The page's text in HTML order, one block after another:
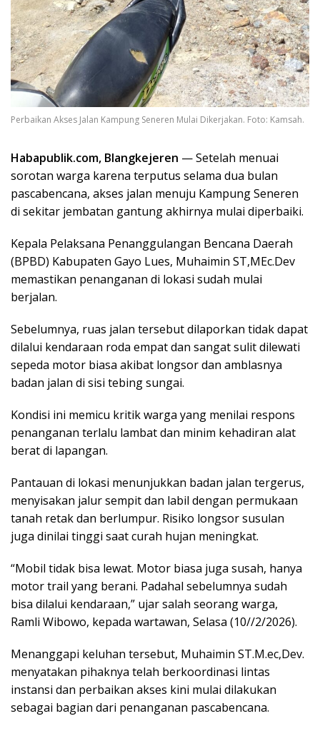
Perbaikan Akses Jalan Kampung Seneren Mulai Dikerjakan. Foto: Kamsah.
Habapublik.com, Blangkejeren — Setelah menuai
sorotan warga karena terputus selama dua bulan
pascabencana, akses jalan menuju Kampung Seneren
di sekitar jembatan gantung akhirnya mulai diperbaiki.
Kepala Pelaksana Penanggulangan Bencana Daerah
(BPBD) Kabupaten Gayo Lues, Muhaimin ST,MEc.Dev
memastikan penanganan di lokasi sudah mulai
berjalan.
Sebelumnya, ruas jalan tersebut dilaporkan tidak dapat
dilalui kendaraan roda empat dan sangat sulit dilewati
sepeda motor biasa akibat longsor dan amblasnya
badan jalan di sisi tebing sungai.
Kondisi ini memicu kritik warga yang menilai respons
penanganan terlalu lambat dan minim kehadiran alat
berat di lapangan.
Pantauan di lokasi menunjukkan badan jalan tergerus,
menyisakan jalur sempit dan labil dengan permukaan
tanah retak dan berlumpur. Risiko longsor susulan
juga dinilai tinggi saat curah hujan meningkat.
“Mobil tidak bisa lewat. Motor biasa juga susah, hanya
motor trail yang berani. Padahal sebelumnya sudah
bisa dilalui kendaraan,” ujar salah seorang warga,
Ramli Wibowo, kepada wartawan, Selasa (10//2/2026).
Menanggapi keluhan tersebut, Muhaimin ST.M.ec,Dev.
menyatakan pihaknya telah berkoordinasi lintas
instansi dan perbaikan akses kini mulai dilakukan
sebagai bagian dari penanganan pascabencana.